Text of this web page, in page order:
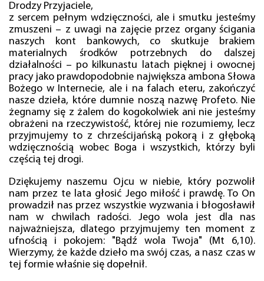
Drodzy Przyjaciele,
z sercem pełnym wdzięczności, ale i smutku jesteśmy
zmuszeni – z uwagi na zajęcie przez organy ścigania
naszych kont bankowych, co skutkuje brakiem
materialnych środków potrzebnych do dalszej
działalności – po kilkunastu latach pięknej i owocnej
pracy jako prawdopodobnie największa ambona Słowa
Bożego w Internecie, ale i na falach eteru, zakończyć
nasze dzieła, które dumnie noszą nazwę Profeto. Nie
żegnamy się z żalem do kogokolwiek ani nie jesteśmy
obrażeni na rzeczywistość, której nie rozumiemy, lecz
przyjmujemy to z chrześcijańską pokorą i z głęboką
wdzięcznością wobec Boga i wszystkich, którzy byli
częścią tej drogi.
Dziękujemy naszemu Ojcu w niebie, który pozwolił
nam przez te lata głosić Jego miłość i prawdę. To On
prowadził nas przez wszystkie wyzwania i błogosławił
nam w chwilach radości. Jego wola jest dla nas
najważniejsza, dlatego przyjmujemy ten moment z
ufnością i pokojem: "Bądź wola Twoja" (Mt 6,10).
Wierzymy, że każde dzieło ma swój czas, a nasz czas w
tej formie właśnie się dopełnił.